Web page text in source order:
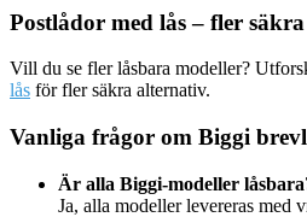
Postlådor med lås – fler
Vill du se fler låsbara modeller?
lås för fler säkra alternativ.
Vanliga frågor om Biggi
Är alla Biggi‑modeller
Ja, alla modeller levereras med